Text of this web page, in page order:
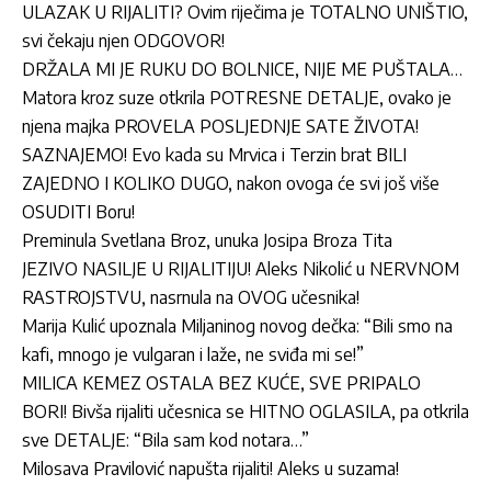
ULAZAK U RIJALITI? Ovim riječima je TOTALNO UNIŠTIO,
svi čekaju njen ODGOVOR!
DRŽALA MI JE RUKU DO BOLNICE, NIJE ME PUŠTALA…
Matora kroz suze otkrila POTRESNE DETALJE, ovako je
njena majka PROVELA POSLJEDNJE SATE ŽIVOTA!
SAZNAJEMO! Evo kada su Mrvica i Terzin brat BILI
ZAJEDNO I KOLIKO DUGO, nakon ovoga će svi još više
OSUDITI Boru!
Preminula Svetlana Broz, unuka Josipa Broza Tita
JEZIVO NASILJE U RIJALITIJU! Aleks Nikolić u NERVNOM
RASTROJSTVU, nasrnula na OVOG učesnika!
Marija Kulić upoznala Miljaninog novog dečka: “Bili smo na
kafi, mnogo je vulgaran i laže, ne sviđa mi se!”
MILICA KEMEZ OSTALA BEZ KUĆE, SVE PRIPALO
BORI! Bivša rijaliti učesnica se HITNO OGLASILA, pa otkrila
sve DETALJE: “Bila sam kod notara…”
Milosava Pravilović napušta rijaliti! Aleks u suzama!